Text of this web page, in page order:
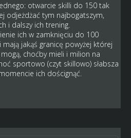
otwarcie skilli do 150 tak
odjeżdżać tym najbogatszym,
i dalszy ich trening.
ich w zamknięciu do 100
jakąś granicę powyżej której
choćby mieli i milion na
sportowo (czyt skillowo) słabsza
ich doścignąć.